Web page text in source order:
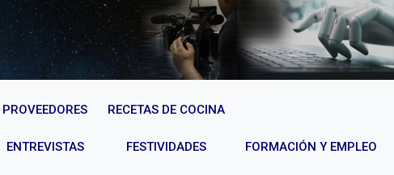
PROVEEDORES RECETAS DE COCINA
ENTREVISTAS FESTIVIDADES FORMACIÓN Y EMPLEO